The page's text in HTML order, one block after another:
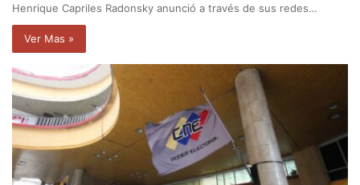
Henrique Capriles Radonsky anunció a través de sus redes…
Ver Mas »